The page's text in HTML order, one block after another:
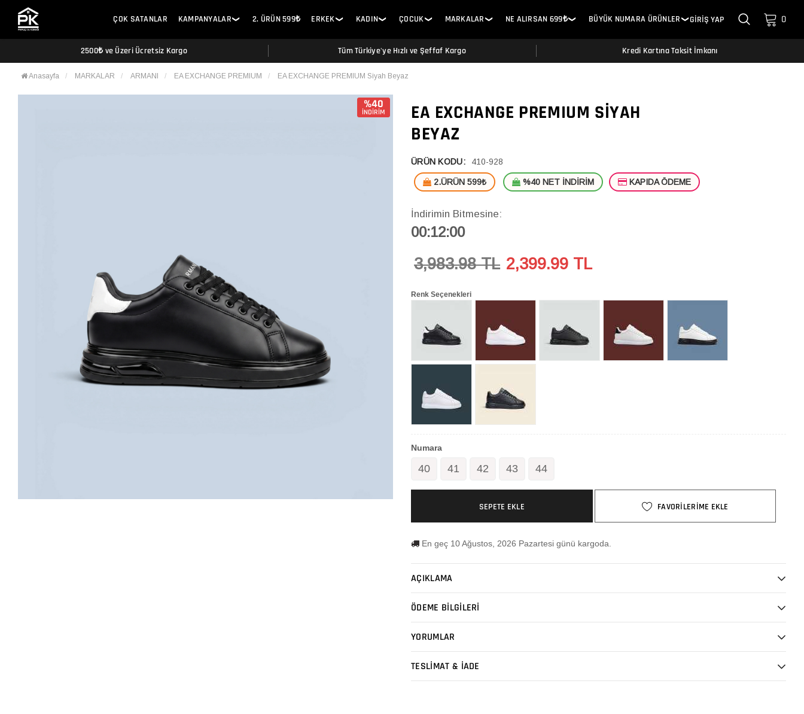
ÇOK SATANLAR KAMPANYALAR ❯ 2. ÜRÜN 599₺ ERKEK ❯ KADIN❯ ÇOCUK ❯ MARKALAR ❯ NE ALIRSAN 699₺❯ BÜYÜK NUMARA ÜRÜNLER ❯GİRİŞ YAP 0
2500₺ ve Üzeri Ücretsiz Kargo Tüm Türkiye'ye Hızlı ve Şeffaf Kargo Kredi Kartına Taksit İmkanı
Anasayfa MARKALAR ARMANI EA EXCHANGE PREMIUM EA EXCHANGE PREMIUM Siyah Beyaz
%40
İNDİRİM
EA EXCHANGE PREMIUM SIYAH
BEYAZ
ÜRÜN KODU: 410-928
2.ÜRÜN 599₺ %40 NET İNDİRİM KAPIDA ÖDEME
İndirimin Bitmesine:
00:11:59
3,983.98 TL 2,399.99 TL
Renk Seçenekleri
Numara
40 41 42 43 44
SEPETE EKLE FAVORİLERİME EKLE
En geç 10 Ağustos, 2026 Pazartesi günü kargoda.
AÇIKLAMA
ÖDEME BİLGİLERİ
YORUMLAR
TESLİMAT & İADE